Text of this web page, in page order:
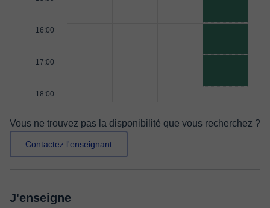
16:00
17:00
18:00
Vous ne trouvez pas la disponibilité que vous recherchez ?
Contactez l'enseignant
J'enseigne